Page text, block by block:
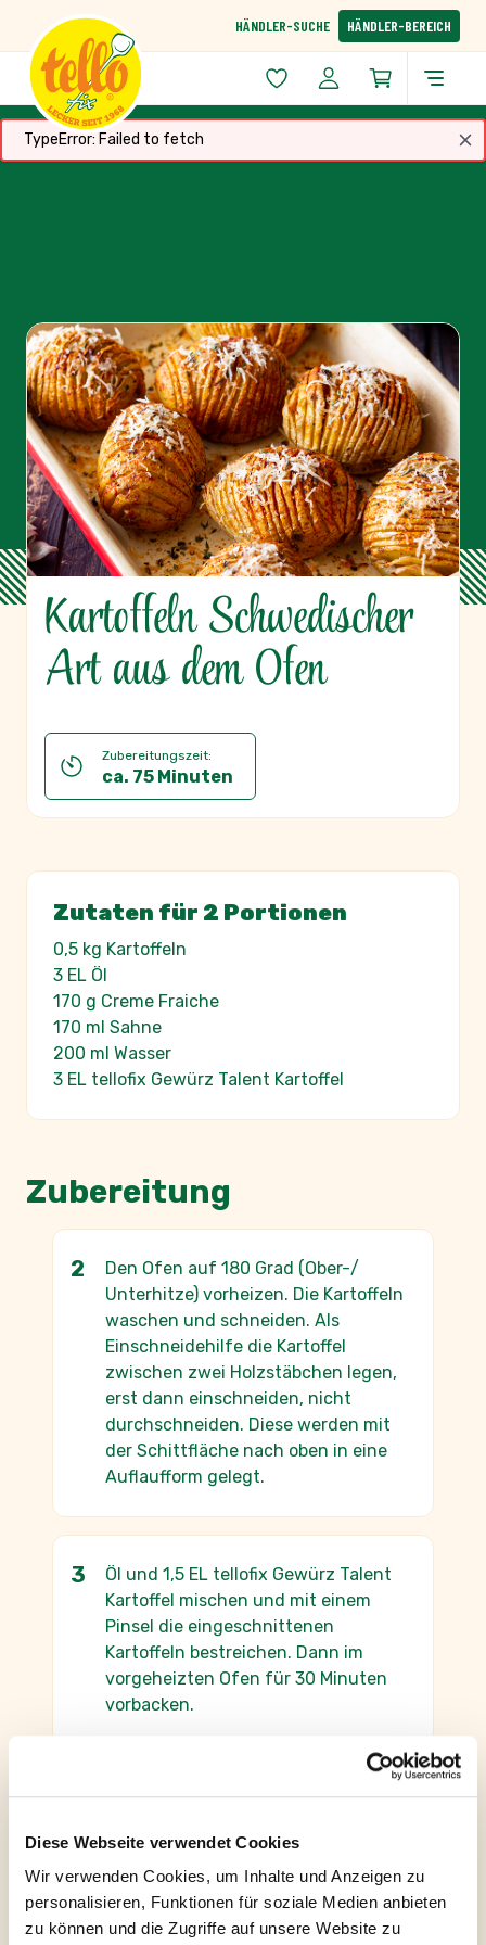
Diese Webseite verwendet Cookies
Wir verwenden Cookies, um Inhalte und Anzeigen zu
personalisieren, Funktionen für soziale Medien anbieten
zu können und die Zugriffe auf unsere Website zu
HÄNDLER-SUCHE HÄNDLER-BEREICH
TypeError: Failed to fetch
Kartoffeln Schwedischer
Art aus dem Ofen
Zubereitungszeit:
ca. 75 Minuten
Zutaten für 2 Portionen
0,5 kg Kartoffeln
3 EL Öl
170 g Creme Fraiche
170 ml Sahne
200 ml Wasser
3 EL tellofix Gewürz Talent Kartoffel
Zubereitung
Den Ofen auf 180 Grad (Ober-/
Unterhitze) vorheizen. Die Kartoffeln
waschen und schneiden. Als
Einschneidehilfe die Kartoffel
zwischen zwei Holzstäbchen legen,
erst dann einschneiden, nicht
durchschneiden. Diese werden mit
der Schittfläche nach oben in eine
Auflaufform gelegt.
Öl und 1,5 EL tellofix Gewürz Talent
Kartoffel mischen und mit einem
Pinsel die eingeschnittenen
Kartoffeln bestreichen. Dann im
vorgeheizten Ofen für 30 Minuten
vorbacken.
Für die Sauce Creme Fraiche, Sahne,
Talent Kartoffel abschmecken und
über die vorgebackenen Kartoffeln
gießen.